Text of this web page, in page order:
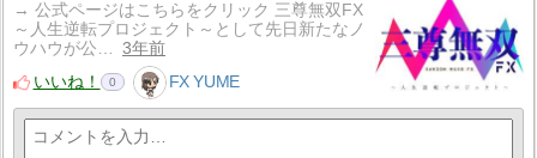
→ 公式ページはこちらをクリック 三尊無双FX
～人生逆転プロジェクト～として先日新たなノ
ウハウが公…
3年前
いいね！
0 FX YUME